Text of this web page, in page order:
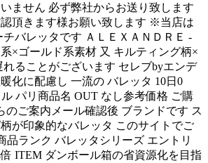
ません 必ず弊社からお送り致します
頂きます様お願い致します ※当店は
バレッタです ＡＬＥＸＡＮＤＲＥ -
×ゴールド系素材 又 キルティング柄×
ることがございます セレブbyエンデ
化に配慮し 一流の バレッタ 10日0
パリ商品名 OUT なし参考価格 ご購
のご案内メール確認後 ブランドです ス
が印象的なバレッタ このサイトでご
品ランク バレッタシリーズ エントリ
ITEM ダンボール箱の省資源化を目指